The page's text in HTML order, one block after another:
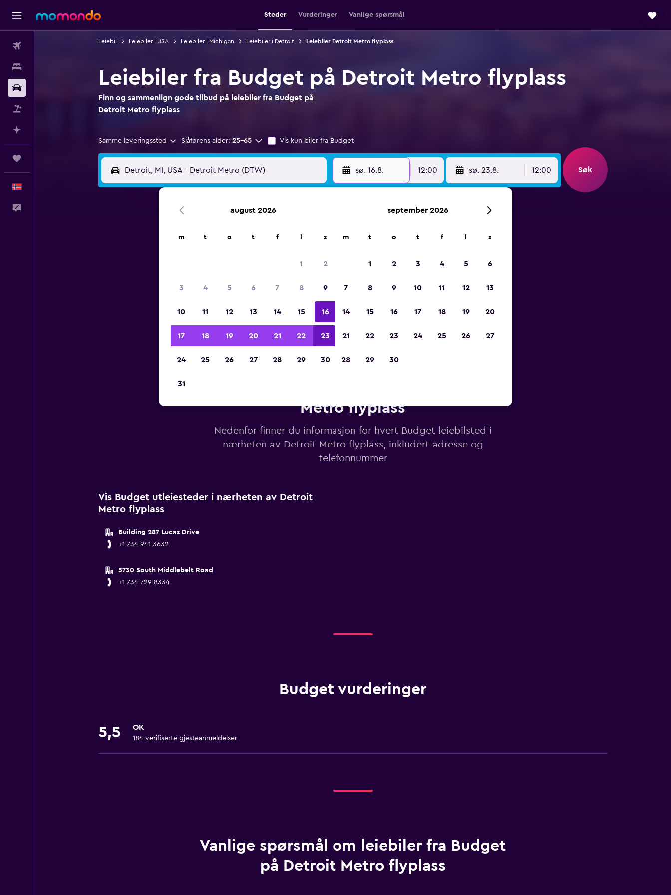
Steder Vurderinger Vanlige spørsmål
Leiebil Leiebiler i USA Leiebiler i Michigan Leiebiler i Detroit Leiebiler Detroit Metro flyplass
Leiebiler fra Budget på Detroit Metro flyplass
Finn og sammenlign gode tilbud på leiebiler fra Budget på
Detroit Metro flyplass
Samme leveringssted Sjåførens alder: 25–65 Vis kun biler fra Budget
sø. 16.8. 12:00 sø. 23.8. 12:00 Søk
2023
Metro flyplass
Nedenfor finner du informasjon for hvert Budget leiebilsted i
nærheten av Detroit Metro flyplass, inkludert adresse og
telefonnummer
Vis Budget utleiesteder i nærheten av Detroit
Metro flyplass
Building 287 Lucas Drive
+1 734 941 3632
5730 South Middlebelt Road
+1 734 729 8334
Budget vurderinger
5,5 OK
184 verifiserte gjesteanmeldelser
Vanlige spørsmål om leiebiler fra Budget
på Detroit Metro flyplass
august 2026
m t o t f s
1 2
3 4 5 6 7 8 9
10 11 12 13 14 15 16
17 18 19 20 21 22 23
24 25 26 27 28 29 30
31
september 2026
m t o t f s
1 2 3 4 5 6
7 8 9 10 11 12 13
14 15 16 17 18 19 20
21 22 23 24 25 26 27
28 29 30